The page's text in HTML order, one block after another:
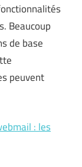
Beaucoup
de base
peuvent
: les